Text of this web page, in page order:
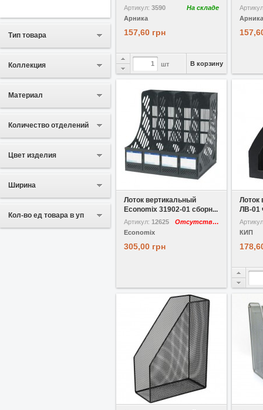
Тип товара
Коллекция
Материал
Количество отделений
Цвет изделия
Ширина
Кол-во ед товара в уп
Артикул: 3590
На складе
Арника
157,60 грн
шт В корзину
Арника
Сравнить
Лоток вертикальный
Economix 31902-01 сборн...
Артикул: 12625
Отсутствует
Economix
305,00 грн
В
Лоток
ЛВ-01
КИП
В избранное Сравнить